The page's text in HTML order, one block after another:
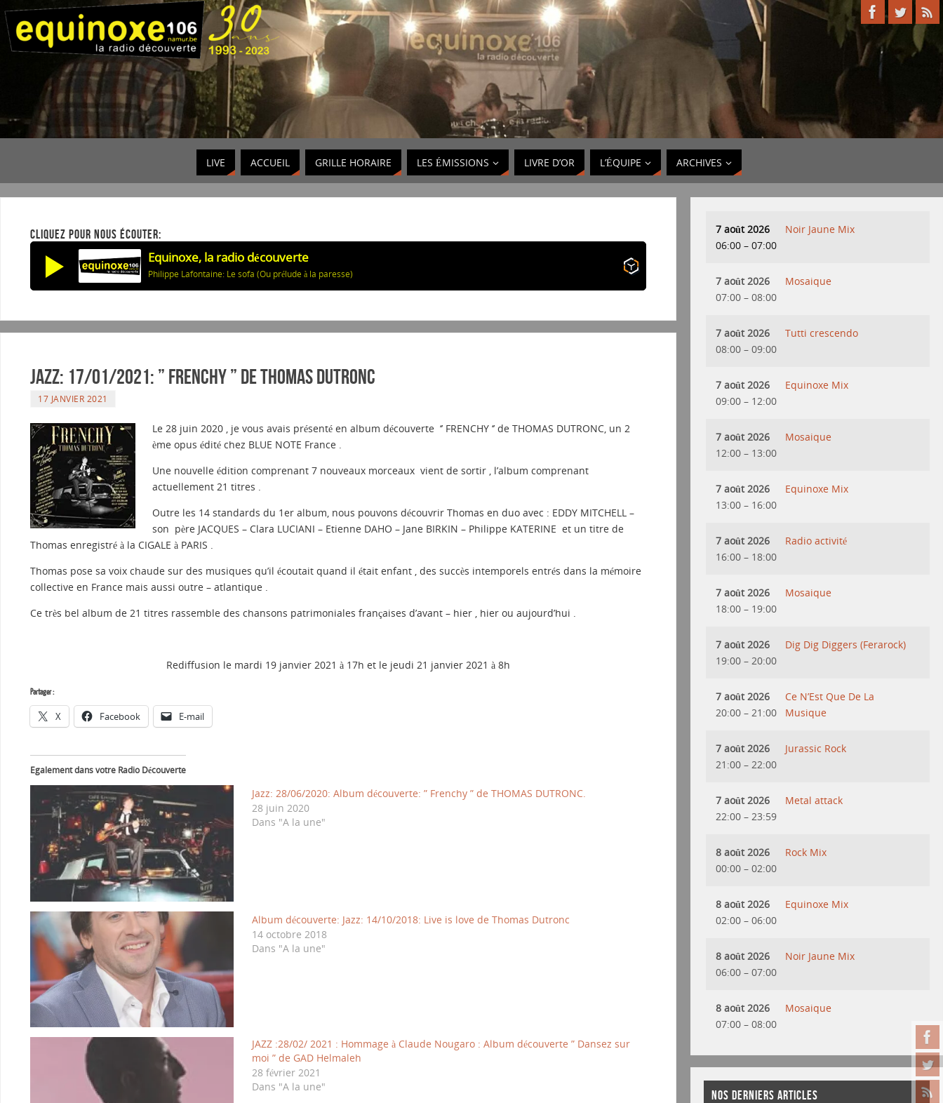
LIVE ACCUEIL GRILLE HORAIRE LES ÉMISSIONS LIVRE D’OR L’ÉQUIPE ARCHIVES
CLIQUEZ POUR NOUS ÉCOUTER:
Equinoxe, la radio découverte
Philippe Lafontaine: Le sofa (Ou prélude à la paresse)
Jazz: 17/01/2021: ” FRENCHY ” de THOMAS DUTRONC
17 JANVIER 2021
Le 28 juin 2020 , je vous avais présenté en album découverte ‘’ FRENCHY ‘’ de THOMAS DUTRONC, un 2
ème opus édité chez BLUE NOTE France .
Une nouvelle édition comprenant 7 nouveaux morceaux vient de sortir , l’album comprenant
actuellement 21 titres .
Outre les 14 standards du 1er album, nous pouvons découvrir Thomas en duo avec : EDDY MITCHELL –
son père JACQUES – Clara LUCIANI – Etienne DAHO – Jane BIRKIN – Philippe KATERINE et un titre de
Thomas enregistré à la CIGALE à PARIS .
Thomas pose sa voix chaude sur des musiques qu’il écoutait quand il était enfant , des succès intemporels entrés dans la mémoire
collective en France mais aussi outre – atlantique .
Ce très bel album de 21 titres rassemble des chansons patrimoniales françaises d’avant – hier , hier ou aujourd’hui .
Rediffusion le mardi 19 janvier 2021 à 17h et le jeudi 21 janvier 2021 à 8h
Partager :
X Facebook E-mail
Egalement dans votre Radio Découverte
Jazz: 28/06/2020: Album découverte: ” Frenchy ” de THOMAS DUTRONC.
28 juin 2020
Dans "A la une"
Album découverte: Jazz: 14/10/2018: Live is love de Thomas Dutronc
14 octobre 2018
Dans "A la une"
JAZZ :28/02/ 2021 : Hommage à Claude Nougaro : Album découverte ” Dansez sur
moi ” de GAD Helmaleh
28 février 2021
Dans "A la une"
7 août 2026
06:00 – 07:00
Noir Jaune Mix
7 août 2026
07:00 – 08:00
Mosaique
7 août 2026
08:00 – 09:00
Tutti crescendo
7 août 2026
09:00 – 12:00
Equinoxe Mix
7 août 2026
12:00 – 13:00
Mosaique
7 août 2026
13:00 – 16:00
Equinoxe Mix
7 août 2026
16:00 – 18:00
Radio activité
7 août 2026
18:00 – 19:00
Mosaique
7 août 2026
19:00 – 20:00
Dig Dig Diggers (Ferarock)
7 août 2026
20:00 – 21:00
Ce N’Est Que De La
Musique
7 août 2026
21:00 – 22:00
Jurassic Rock
7 août 2026
22:00 – 23:59
Metal attack
8 août 2026
00:00 – 02:00
Rock Mix
8 août 2026
02:00 – 06:00
Equinoxe Mix
8 août 2026
06:00 – 07:00
Noir Jaune Mix
8 août 2026
07:00 – 08:00
Mosaique
NOS DERNIERS ARTICLES